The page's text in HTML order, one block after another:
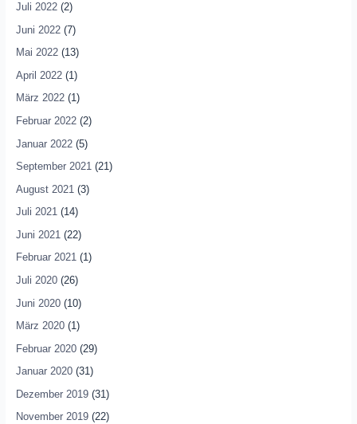
Juli 2022(2)
Juni 2022(7)
Mai 2022(13)
April 2022(1)
März 2022(1)
Februar 2022(2)
Januar 2022(5)
September 2021(21)
August 2021 (3)
Juli 2021(14)
Juni 2021 (22)
Februar 2021(1)
Juli 2020(26)
Juni 2020(10)
März 2020(1)
Februar 2020(29)
Januar 2020(31)
Dezember 2019(31)
November 2019(22)